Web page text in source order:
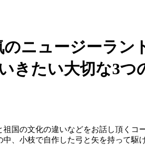
のニュージーラ
きたい大切な3つ
国の文化の違いなどをお話し頂くコ
、小枝で自作した弓と矢を持って